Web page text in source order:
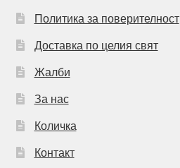
Политика за поверителност
Доставка по целия свят
Жалби
За нас
Количка
Контакт